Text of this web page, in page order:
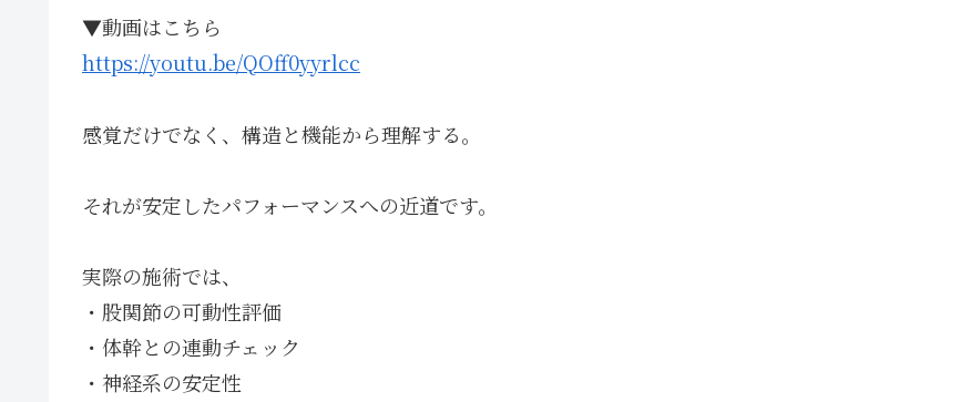
▼動画はこちら
https://youtu.be/QOff0yyrlcc
感覚だけでなく、構造と機能から理解する。
それが安定したパフォーマンスへの近道です。
実際の施術では、
・股関節の可動性評価
・体幹との連動チェック
・神経系の安定性